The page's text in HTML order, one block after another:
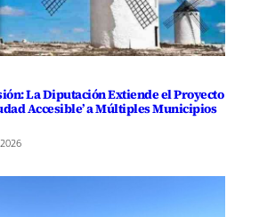
La Diputación Extiende el Proyecto
Accesible’ a Múltiples Municipios